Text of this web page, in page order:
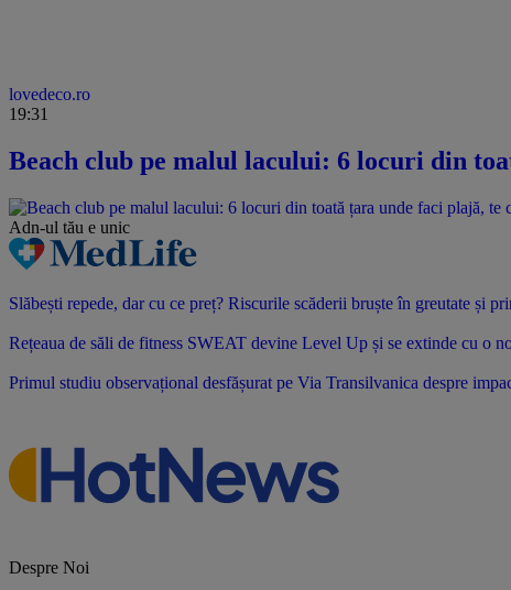
lovedeco.ro
19:31
Beach club pe malul lacului: 6 locuri din
Adn-ul tău e unic
Slăbești repede, dar cu ce preț? Riscurile scăderii bruște în greutate și
Rețeaua de săli de fitness SWEAT devine Level Up și se extinde cu o
Primul studiu observațional desfășurat pe Via Transilvanica despre
Despre Noi